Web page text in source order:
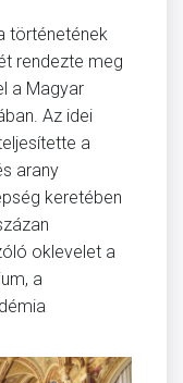
történetének
rendezte meg
a Magyar
Az idei
a
arany
keretében
oklevelet a
a